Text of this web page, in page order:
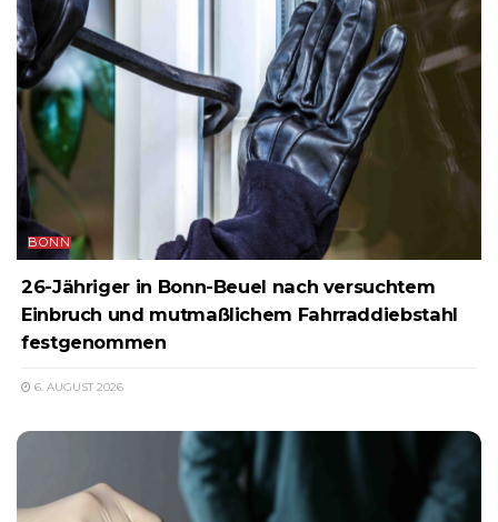
BONN
26-Jähriger in Bonn-Beuel nach versuchtem
Einbruch und mutmaßlichem Fahrraddiebstahl
festgenommen
6. AUGUST 2026